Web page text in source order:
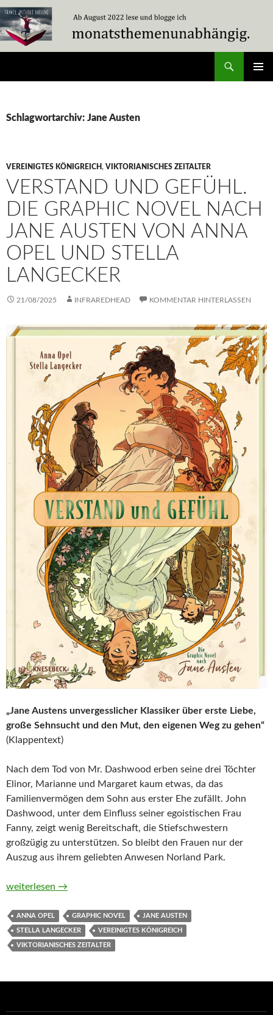
Zum
Inhalt
springen
Schlagwortarchiv: Jane Austen
VEREINIGTES KÖNIGREICH, VIKTORIANISCHES ZEITALTER
VERSTAND UND GEFÜHL.
DIE GRAPHIC NOVEL NACH
JANE AUSTEN VON ANNA
OPEL UND STELLA
LANGECKER
21/08/2025 INFRAREDHEAD KOMMENTAR HINTERLASSEN
„Jane Austens unvergesslicher Klassiker über erste Liebe,
große Sehnsucht und den Mut, den eigenen Weg zu gehen“
(Klappentext)
Nach dem Tod von Mr. Dashwood erben seine drei Töchter
Elinor, Marianne und Margaret kaum etwas, da das
Familienvermögen dem Sohn aus erster Ehe zufällt. John
Dashwood, unter dem Einfluss seiner egoistischen Frau
Fanny, zeigt wenig Bereitschaft, die Stiefschwestern
großzügig zu unterstützen. So bleibt den Frauen nur der
Auszug aus ihrem geliebten Anwesen Norland Park.
Verstand und Gefühl. Die Graphic Novel nach Jane Austen
weiterlesen →
ANNA OPEL GRAPHIC NOVEL JANE AUSTEN
STELLA LANGECKER VEREINIGTES KÖNIGREICH
VIKTORIANISCHES ZEITALTER